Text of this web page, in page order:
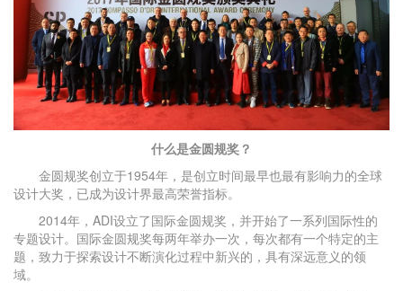
什么是金圆规奖？
金圆规奖创立于1954年，是创立时间最早也最有影响力的全球
设计大奖，已成为设计界最高荣誉指标。
2014年，ADI设立了国际金圆规奖，并开始了一系列国际性的
专题设计。国际金圆规奖每两年举办一次，每次都有一个特定的主
题，致力于探索设计不断演化过程中新兴的，具有深远意义的领
域。